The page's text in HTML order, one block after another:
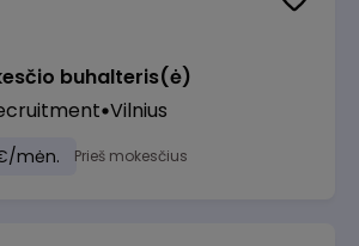
buhalteris(ė)
Vilnius
mėn. Prieš mokesčius